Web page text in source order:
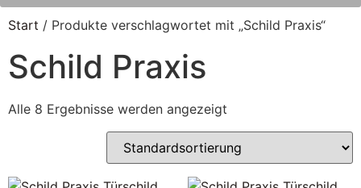
Start / Produkte verschlagwortet mit „Schild Praxis“
Schild Praxis
Alle 8 Ergebnisse werden angezeigt